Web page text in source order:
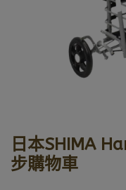
日本SHIMA
步購物車